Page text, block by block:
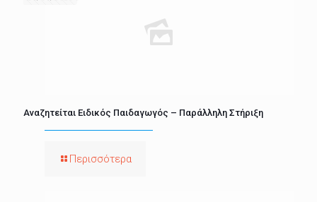
Αναζητείται Ειδικός Παιδαγωγός – Παράλληλη Στήριξη
Περισσότερα